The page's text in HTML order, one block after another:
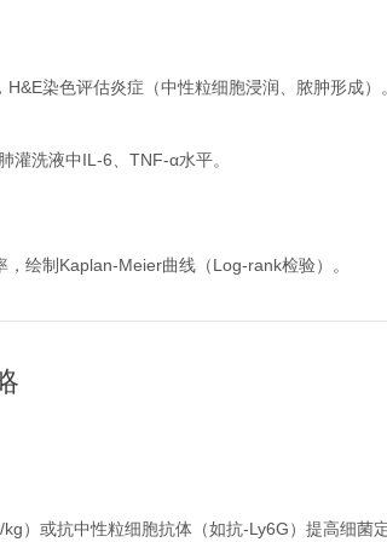
H&E染色评估炎症（中性粒细胞浸润、脓肿形成）
灌洗液中IL-6、TNF-α水平。
绘制Kaplan-Meier曲线（Log-rank检验）。
kg）或抗中性粒细胞抗体（如抗-Ly6G）提高细菌